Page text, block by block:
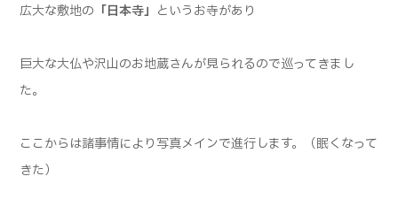
広大な敷地の 「日本寺」 というお寺があり
巨大な大仏や沢山のお地蔵さんが見られるので巡ってきまし
た。
ここからは諸事情により写真メインで進行します。（眠くなって
きた）